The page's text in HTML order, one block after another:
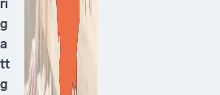
ri
g
a
tt
g